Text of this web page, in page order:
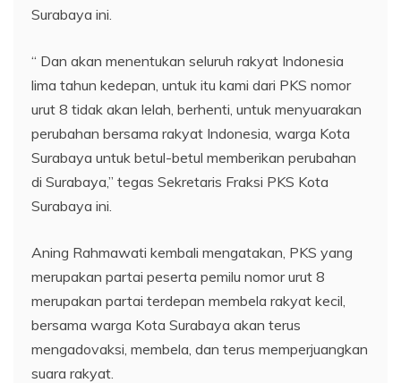
Surabaya ini.
“ Dan akan menentukan seluruh rakyat Indonesia
lima tahun kedepan, untuk itu kami dari PKS nomor
urut 8 tidak akan lelah, berhenti, untuk menyuarakan
perubahan bersama rakyat Indonesia, warga Kota
Surabaya untuk betul-betul memberikan perubahan
di Surabaya,” tegas Sekretaris Fraksi PKS Kota
Surabaya ini.
Aning Rahmawati kembali mengatakan, PKS yang
merupakan partai peserta pemilu nomor urut 8
merupakan partai terdepan membela rakyat kecil,
bersama warga Kota Surabaya akan terus
mengadovaksi, membela, dan terus memperjuangkan
suara rakyat.